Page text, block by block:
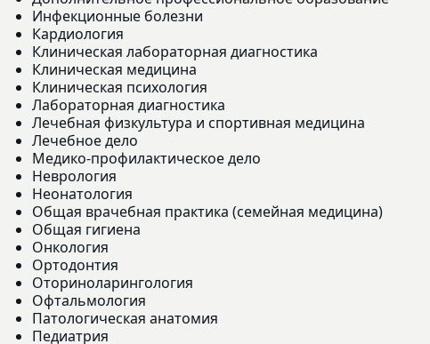
Инфекционные болезни
Кардиология
Клиническая лабораторная диагностика
Клиническая медицина
Клиническая психология
Лабораторная диагностика
Лечебная физкультура и спортивная медицина
Лечебное дело
Медико-профилактическое дело
Неврология
Неонатология
Общая врачебная практика (семейная медицина)
Общая гигиена
Онкология
Ортодонтия
Оториноларингология
Офтальмология
Патологическая анатомия
Педиатрия